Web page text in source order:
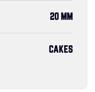
20 MM
CAKES